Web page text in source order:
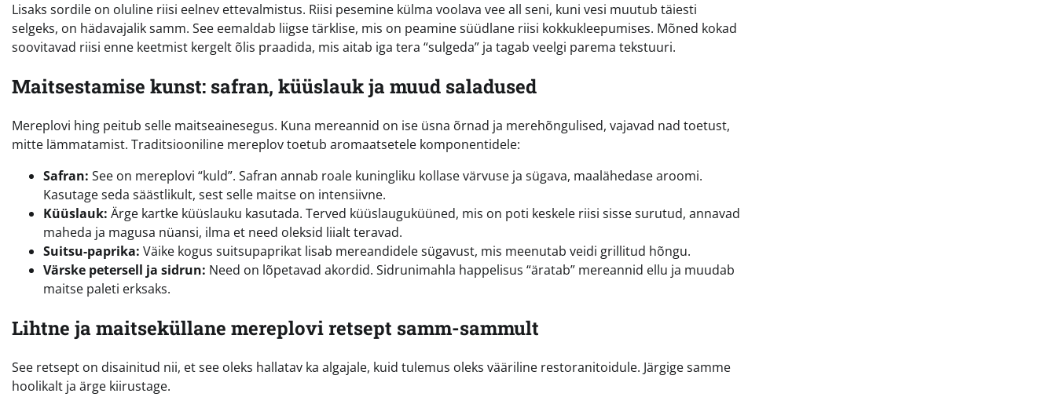
Lisaks sordile on oluline riisi eelnev ettevalmistus. Riisi pesemine külma voolava vee all seni, kuni vesi muutub täiesti
selgeks, on hädavajalik samm. See eemaldab liigse tärklise, mis on peamine süüdlane riisi kokkukleepumises. Mõned kokad
soovitavad riisi enne keetmist kergelt õlis praadida, mis aitab iga tera “sulgeda” ja tagab veelgi parema tekstuuri.
Maitsestamise kunst: safran, küüslauk ja muud saladused
Mereplovi hing peitub selle maitseainesegus. Kuna mereannid on ise üsna õrnad ja merehõngulised, vajavad nad toetust,
mitte lämmatamist. Traditsiooniline mereplov toetub aromaatsetele komponentidele:
Safran: See on mereplovi “kuld”. Safran annab roale kuningliku kollase värvuse ja sügava, maalähedase aroomi.
Kasutage seda säästlikult, sest selle maitse on intensiivne.
Küüslauk: Ärge kartke küüslauku kasutada. Terved küüslauguküüned, mis on poti keskele riisi sisse surutud, annavad
maheda ja magusa nüansi, ilma et need oleksid liialt teravad.
Suitsu-paprika: Väike kogus suitsupaprikat lisab mereandidele sügavust, mis meenutab veidi grillitud hõngu.
Värske petersell ja sidrun: Need on lõpetavad akordid. Sidrunimahla happelisus “äratab” mereannid ellu ja muudab
maitse paleti erksaks.
Lihtne ja maitseküllane mereplovi retsept samm-sammult
See retsept on disainitud nii, et see oleks hallatav ka algajale, kuid tulemus oleks vääriline restoranitoidule. Järgige samme
hoolikalt ja ärge kiirustage.